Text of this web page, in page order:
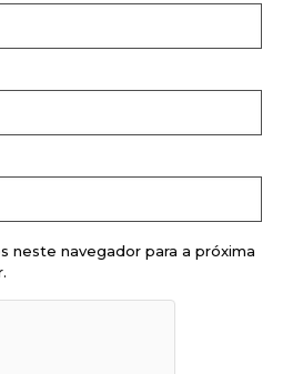
neste navegador para a próxima